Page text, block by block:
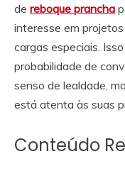
de reboque prancha
interesse em
cargas especiais.
probabilidade de
senso de lealdade,
está atenta às suas
Conteúdo